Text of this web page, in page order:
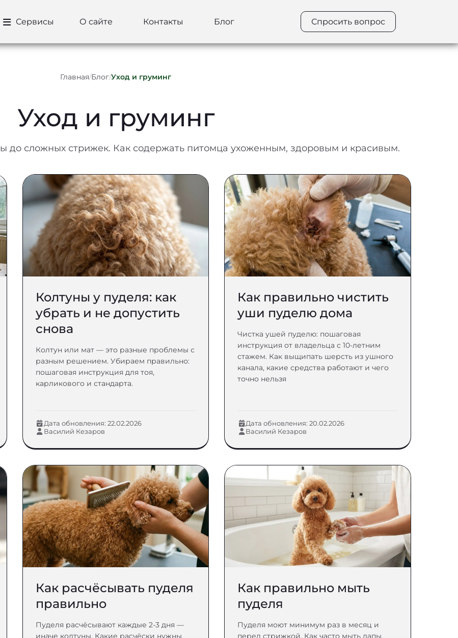
Сервисы О сайте Контакты Блог Спросить вопрос
Главная/Блог/Уход и груминг
Уход и груминг
до сложных стрижек. Как содержать питомца ухоженным, здоровым и красивым.
Колтуны у пуделя: как
убрать и не допустить
снова
Колтун или мат — это разные проблемы с
разным решением. Убираем правильно:
пошаговая инструкция для тоя,
карликового и стандарта.
Дата обновления: 22.02.2026
Василий Кезаров
Как правильно чистить
уши пуделю дома
Чистка ушей пуделю: пошаговая
инструкция от владельца с 10-летним
стажем. Как выщипать шерсть из ушного
канала, какие средства работают и чего
точно нельзя
Дата обновления: 20.02.2026
Василий Кезаров
Как расчёсывать пуделя
правильно
Пуделя расчёсывают каждые 2-3 дня —
иначе колтуны. Какие расчёски нужны,
Как правильно мыть
пуделя
Пуделя моют минимум раз в месяц и
перед стрижкой. Как часто мыть лапы,